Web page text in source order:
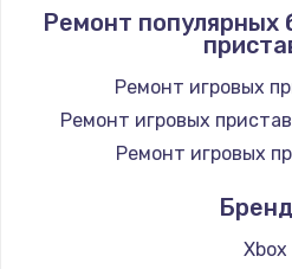
Замена / ремонт
600
Замена
Ремонт популярных
Ремонт игровых
Ремонт игровых
Ремонт игровых
Xbox